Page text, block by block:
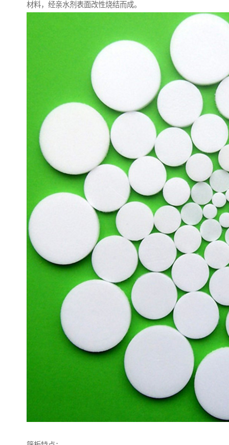
材料，经亲水剂表面改性烧结而成。